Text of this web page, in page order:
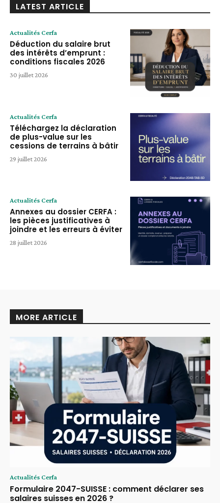
LATEST ARTICLE
Actualités Cerfa
Déduction du salaire brut
des intérêts d’emprunt :
conditions fiscales 2026
30 juillet 2026
Actualités Cerfa
Téléchargez la déclaration
de plus-value sur les
cessions de terrains à bâtir
29 juillet 2026
Actualités Cerfa
Annexes au dossier CERFA :
les pièces justificatives à
joindre et les erreurs à éviter
28 juillet 2026
MORE ARTICLE
Actualités Cerfa
Formulaire 2047-SUISSE : comment déclarer ses
salaires suisses en 2026 ?